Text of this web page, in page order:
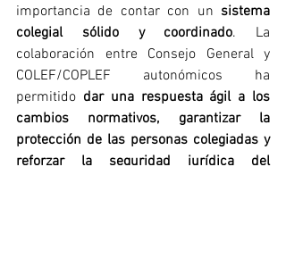
importancia de contar con un sistema
colegial sólido y coordinado. La
colaboración entre Consejo General y
COLEF/COPLEF autonómicos ha
permitido dar una respuesta ágil a los
cambios normativos, garantizar la
protección de las personas colegiadas y
reforzar la seguridad jurídica del